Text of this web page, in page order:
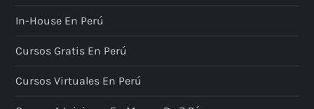
In-House En Perú
Cursos Gratis En Perú
Cursos Virtuales En Perú